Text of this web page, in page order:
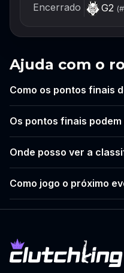
Encerrado
G2 (#
Ajuda com o
Como os pontos finais
Os pontos finais podem
Onde posso ver a
Como jogo o próximo